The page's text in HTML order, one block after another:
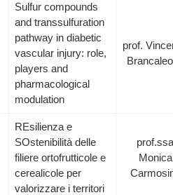
Sulfur compounds
and transsulfuration
pathway in diabetic
vascular injury: role,
players and
pharmacological
modulation
prof.
REsilienza e
SOstenibilità delle
filiere ortofrutticole e
cerealicole per
valorizzare i territori
Monica